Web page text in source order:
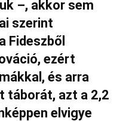
–, akkor sem
szerint
Fideszből
ezért
és arra
táborát, azt a 2,2
elvigye